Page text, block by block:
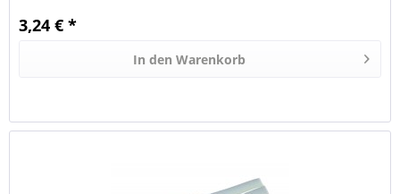
3,24 € *
In den Warenkorb